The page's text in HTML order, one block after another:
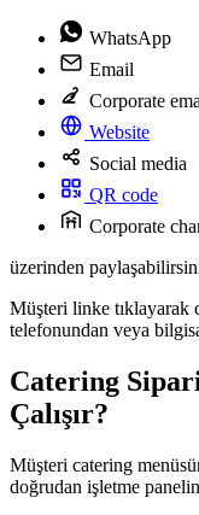
WhatsApp
Email
Corporate
Website
Social media
QR code
Corporate
üzerinden
Müşteri linke tıklayarak
telefonundan veya
Catering
Çalışır?
Müşteri catering
doğrudan işletme